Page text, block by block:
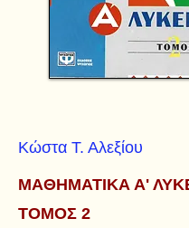
Κώστα Τ. Αλεξίου
ΜΑΘΗΜΑΤΙΚΑ Α'
ΤΟΜΟΣ 2